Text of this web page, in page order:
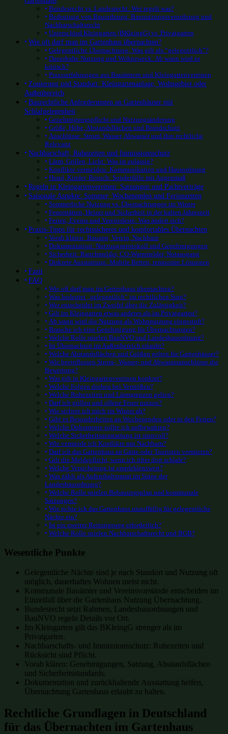
Bundesrecht vs. Landesrecht: Wer regelt was?
Bedeutung von Bauordnung, Baunutzungsverordnung und
Nachbarschaftsrecht
Unterschied Kleingarten (BKleingG) vs. Privatgarten
Wie oft darf man im Gartenhaus übernachten?
Gelegentliche Übernachtung: Was gilt als “gelegentlich”?
Dauerhafte Nutzung und Wohnzweck: Ab wann wird es
kritisch?
Praxiserfahrungen aus Bauämtern und Kleingartenvereinen
Zonierung und Standort: Kleingartenanlage, Wohngebiet oder
Außenbereich
Baurechtliche Anforderungen an Gartenhäuser mit
Schlafgelegenheit
Genehmigungspflicht und Nutzungsänderung
Größe, Höhe, Abstandsflächen und Brandschutz
Anschlüsse: Strom, Wasser, Abwasser und ihre rechtliche
Relevanz
Nachbarschaft, Ruhezeiten und Immissionsschutz
Lärm, Grillen, Licht: Was ist zulässig?
Konflikte vermeiden: Kommunikation und Hausordnung
Hund, Kinder, Besuch: Sonderfälle mit Augenmaß
Regeln in Kleingartenvereinen: Satzungen und Pachtverträge
Saisonale Aspekte: Sommer, Wochenenden und Ferienzeiten
Sommerliche Nutzung vs. Übernachtungen im Winter
Feuerstätten, Heizer und Sicherheit in der kalten Jahreszeit
Ferien, Events und Vereinsfeste: Was ändert sich?
Praxis-Tipps für rechtssicheres und komfortables Übernachten
Vorab klären: Bauamt, Verein, Nachbarn
Dokumentation: Nutzungsprotokoll und Genehmigungen
Sicherheit: Rauchmelder, CO-Warnmelder, Notausgang
Diskrete Ausstattung: Mobile Betten, temporäre Lösungen
Fazit
FAQ
Wie oft darf man im Gartenhaus übernachten?
Was bedeutet „gelegentlich“ im rechtlichen Sinn?
Wer entscheidet im Zweifel über die Zulässigkeit?
Gilt im Kleingarten etwas anderes als im Privatgarten?
Ab wann wird die Nutzung als Wohnnutzung eingestuft?
Brauche ich eine Genehmigung für Übernachtungen?
Welche Rolle spielen BauNVO und Landesbauordnung?
Ist Übernachten im Außenbereich erlaubt?
Welche Abstandsflächen und Größen gelten für Gartenhäuser?
Wie beeinflussen Strom-, Wasser- und Abwasseranschlüsse die
Bewertung?
Was gilt in Kleingartenvereinen konkret?
Welche Folgen drohen bei Verstößen?
Welche Ruhezeiten und Lärmgrenzen gelten?
Darf ich grillen und offene Feuer nutzen?
Wie sichere ich mich im Winter ab?
Gibt es Besonderheiten an Wochenenden oder in den Ferien?
Welche Dokumente sollte ich aufbewahren?
Welche Sicherheitsausstattung ist sinnvoll?
Wie vermeide ich Konflikte mit Nachbarn?
Darf ich das Gartenhaus an Gäste oder Touristen vermieten?
Gilt die Meldepflicht, wenn ich öfter dort schlafe?
Welche Versicherung ist empfehlenswert?
Was zählt als Aufenthaltsraum im Sinne der
Landesbauordnung?
Welche Rolle spielen Bebauungsplan und kommunale
Satzungen?
Wie richte ich das Gartenhaus unauffällig für gelegentliche
Nächte ein?
Ist ein zweiter Rettungsweg erforderlich?
Welche Rolle spielen Nachbarschaftsrecht und BGB?
Wesentliche Punkte
Gelegentliche Nächte sind je nach Standort und Nutzung oft
möglich, dauerhaftes Wohnen meist nicht.
Kommunale Bauämter und Vereinsvorstände entscheiden im
Einzelfall über die Gartenhaus Nutzung Übernachtung.
Bundesrecht setzt Rahmen, Landesbauordnungen und
BauNVO regeln Details vor Ort.
Im Kleingarten gilt das BKleingG strenger als im
Privatgarten.
Nachbarschafts- und Immissionsschutz: Ruhezeiten und
Rücksicht sind Pflicht.
Vorab klären: Genehmigungen, Satzung, Abstandsflächen
und Sicherheitsstandards.
Dokumentation und zurückhaltende Ausstattung helfen,
Übernachtung Gartenhaus erlaubt zu halten.
Rechtliche Grundlagen in Deutschland
für das Übernachten im Gartenhaus